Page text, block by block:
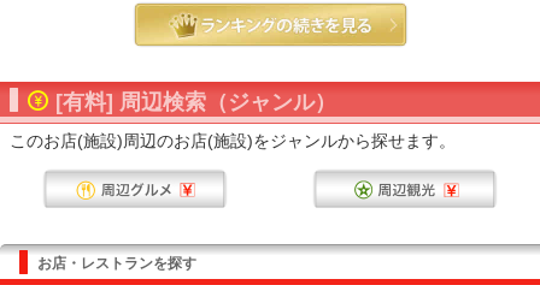
[有料] 周辺検索（ジャンル）
このお店(施設)周辺のお店(施設)をジャンルから探せます。
お店・レストランを探す